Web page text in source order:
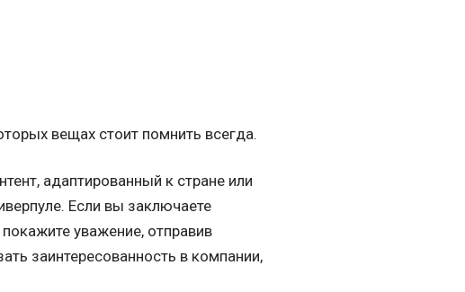
вещах стоит помнить всегда.
адаптированный к стране или
Если вы заключаете
уважение, отправив
заинтересованность в компании,